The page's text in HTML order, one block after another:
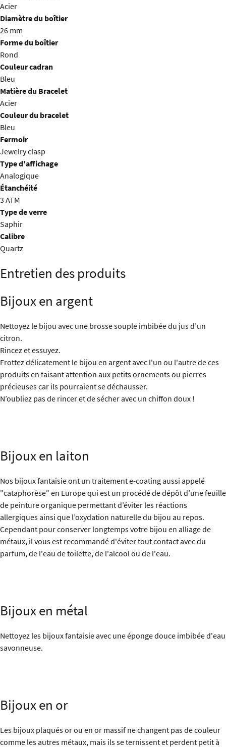
Acier
Diamètre du boîtier
26 mm
Forme du boîtier
Rond
Couleur cadran
Bleu
Matière du Bracelet
Acier
Couleur du bracelet
Bleu
Fermoir
Jewelry clasp
Type d'affichage
Analogique
Étanchéité
3 ATM
Type de verre
Saphir
Calibre
Quartz
Entretien des produits
Bijoux en argent
Nettoyez le bijou avec une brosse souple imbibée du jus d’un
citron.
Rincez et essuyez.
Frottez délicatement le bijou en argent avec l'un ou l'autre de ces
produits en faisant attention aux petits ornements ou pierres
précieuses car ils pourraient se déchausser.
N’oubliez pas de rincer et de sécher avec un chiffon doux !
Bijoux en laiton
Nos bijoux fantaisie ont un traitement e-coating aussi appelé
"cataphorèse" en Europe qui est un procédé de dépôt d’une feuille
de peinture organique permettant d’éviter les réactions
allergiques ainsi que l’oxydation naturelle du bijou au repos.
Cependant pour conserver longtemps votre bijou en alliage de
métaux, il vous est recommandé d'éviter tout contact avec du
parfum, de l'eau de toilette, de l'alcool ou de l'eau.
Bijoux en métal
Nettoyez les bijoux fantaisie avec une éponge douce imbibée d'eau
savonneuse.
Bijoux en or
Les bijoux plaqués or ou en or massif ne changent pas de couleur
comme les autres métaux, mais ils se ternissent et perdent petit à